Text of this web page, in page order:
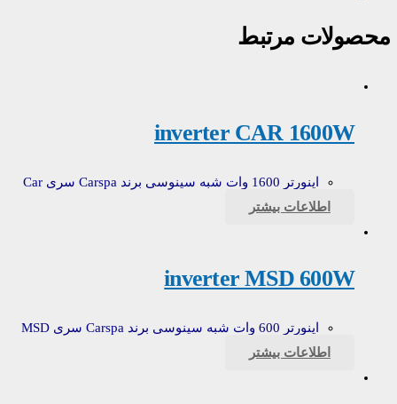
محصولات مرتبط
inverter CAR 1600W
اینورتر 1600 وات شبه سینوسی برند Carspa سری Car
اطلاعات بیشتر
inverter MSD 600W
اینورتر 600 وات شبه سینوسی برند Carspa سری MSD
اطلاعات بیشتر